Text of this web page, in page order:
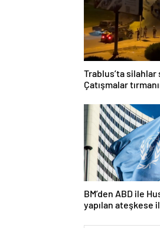
Trablus’ta
Çatışmalar
BM’den ABD ile
yapılan ateşkese